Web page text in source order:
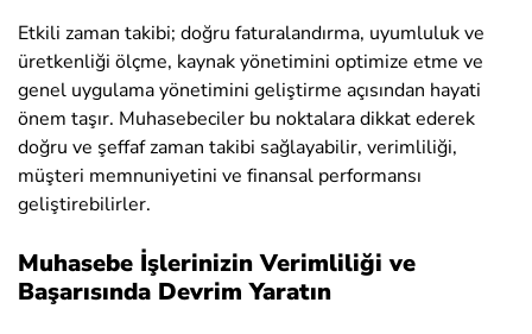
Etkili zaman takibi; doğru faturalandırma, uyumluluk ve
üretkenliği ölçme, kaynak yönetimini optimize etme ve
genel uygulama yönetimini geliştirme açısından hayati
önem taşır. Muhasebeciler bu noktalara dikkat ederek
doğru ve şeffaf zaman takibi sağlayabilir, verimliliği,
müşteri memnuniyetini ve finansal performansı
geliştirebilirler.
Muhasebe İşlerinizin Verimliliği ve
Başarısında Devrim Yaratın